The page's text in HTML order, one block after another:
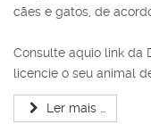
cães e gatos, de
Consulte aquio link da
licencie o seu animal
Ler mais …